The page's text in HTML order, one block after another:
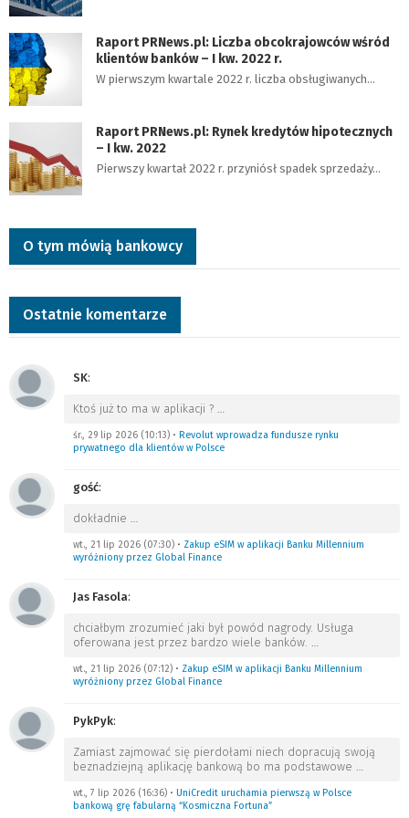
Raport PRNews.pl: Liczba obcokrajowców wśród
klientów banków – I kw. 2022 r.
W pierwszym kwartale 2022 r. liczba obsługiwanych…
Raport PRNews.pl: Rynek kredytów hipotecznych
– I kw. 2022
Pierwszy kwartał 2022 r. przyniósł spadek sprzedaży…
O tym mówią bankowcy
Ostatnie komentarze
SK:
Ktoś już to ma w aplikacji ? …
śr., 29 lip 2026 (10:13) • Revolut wprowadza fundusze rynku
prywatnego dla klientów w Polsce
gość:
dokładnie …
wt., 21 lip 2026 (07:30) • Zakup eSIM w aplikacji Banku Millennium
wyróżniony przez Global Finance
Jas Fasola:
chciałbym zrozumieć jaki był powód nagrody. Usługa
oferowana jest przez bardzo wiele banków. …
wt., 21 lip 2026 (07:12) • Zakup eSIM w aplikacji Banku Millennium
wyróżniony przez Global Finance
PykPyk:
Zamiast zajmować się pierdołami niech dopracują swoją
beznadziejną aplikację bankową bo ma podstawowe …
wt., 7 lip 2026 (16:36) • UniCredit uruchamia pierwszą w Polsce
bankową grę fabularną “Kosmiczna Fortuna”